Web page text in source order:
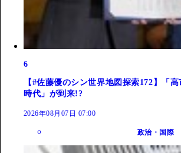
6
【#佐藤優のシン世界地図探索172】「
時代」が到来!?
2026年08月07日 07:00
政治・国際